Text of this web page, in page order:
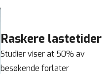
Raskere lastetider
Studier viser at 50% av
besøkende forlater